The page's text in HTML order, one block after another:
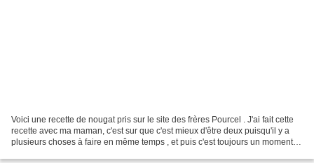
Voici une recette de nougat pris sur le site des frères Pourcel . J'ai fait cette
recette avec ma maman, c'est sur que c'est mieux d'être deux puisqu'il y a
plusieurs choses à faire en même temps , et puis c'est toujours un moment